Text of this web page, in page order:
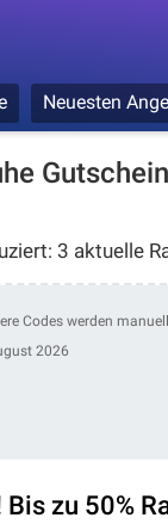
Neuesten
3 aktuelle
Codes werden
2026
zu 50%